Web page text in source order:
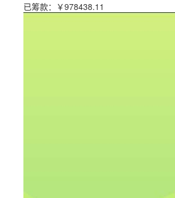
已筹款： ￥978438.11